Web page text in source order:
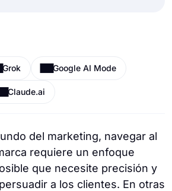
Grok Google AI Mode
Claude.ai
del marketing, navegar al
requiere un enfoque
que necesite precisión y
a los clientes. En otras